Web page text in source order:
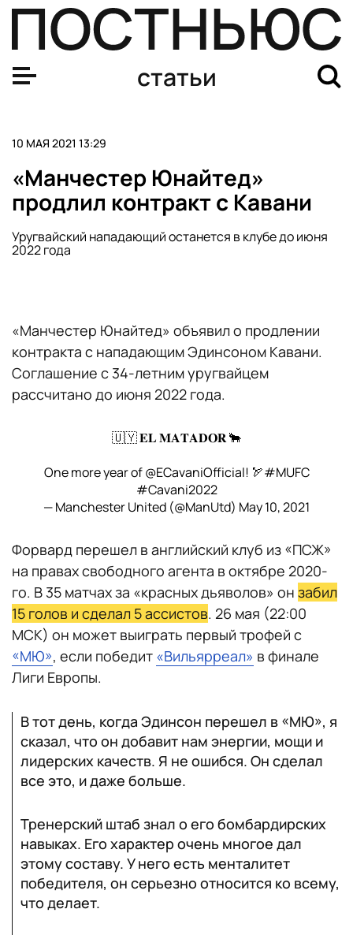
статьи
10 МАЯ 2021 13:29
«Манчестер Юнайтед»
продлил контракт с Кавани
Уругвайский нападающий останется в клубе до июня
2022 года
«Манчестер Юнайтед» объявил о продлении
контракта с нападающим Эдинсоном Кавани.
Соглашение с 34-летним уругвайцем
рассчитано до июня 2022 года.
🇺🇾 𝐄𝐋 𝐌𝐀𝐓𝐀𝐃𝐎𝐑 🐂
One more year of@ECavaniOfficial! 🏹#MUFC
#Cavani2022
— Manchester United (@ManUtd) May 10, 2021
Форвард перешел в английский клуб из «ПСЖ»
на правах свободного агента в октябре 2020-
го. В 35 матчах за «красных дьяволов» он забил
15 голов и сделал 5 ассистов. 26 мая (22:00
МСК) он может выиграть первый трофей с
«МЮ», если победит «Вильярреал» в финале
Лиги Европы.
В тот день, когда Эдинсон перешел в «МЮ», я
сказал, что он добавит нам энергии, мощи и
лидерских качеств. Я не ошибся. Он сделал
все это, и даже больше.
Тренерский штаб знал о его бомбардирских
навыках. Его характер очень многое дал
этому составу. У него есть менталитет
победителя, он серьезно относится ко всему,
что делает.
Путин забросил восемь шайб в гала-матче Ночной